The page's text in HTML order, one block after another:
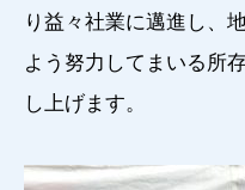
り益々社業に邁進し、
よう努力してまいる所
し上げます。